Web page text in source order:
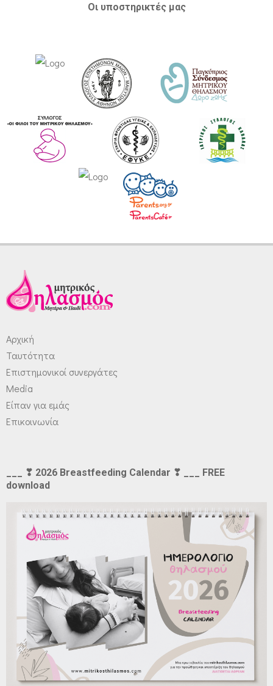
Οι υποστηρικτές μας
Αρχική
Ταυτότητα
Επιστημονικοί συνεργάτες
Media
Είπαν για εμάς
Επικοινωνία
___ ❣ 2026 Breastfeeding Calendar ❣ ___ FREE
download